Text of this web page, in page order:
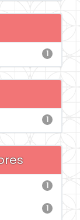
1
1
1
1